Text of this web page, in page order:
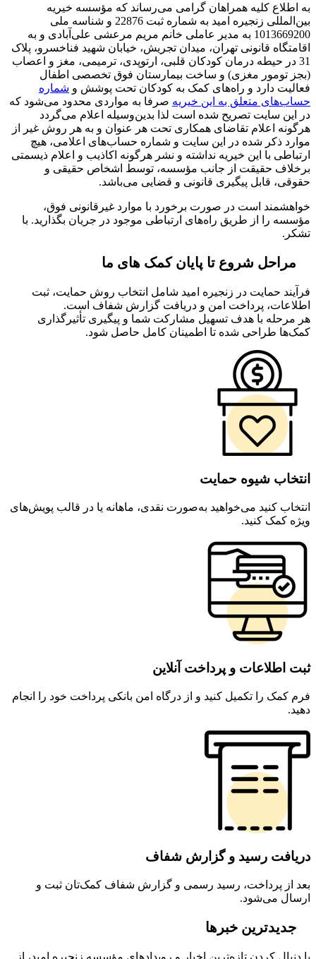
به اطلاع کلیه همراهان گرامی می‌رساند که مؤسسه خیریه
بین‌المللی زنجیره امید به شماره ثبت 22876 و شناسه ملی
1013669200 به مدیر عاملی خانم مریم مرعشی علی‌آبادی و به
اقامتگاه قانونی تهران، میدان تجریش، خیابان شهید فناخسرو، پلاک
31 در حیطه درمان کودکان قلبی، ارتوپدی، ترمیمی، مغز و اعصاب
(بجز تومور مغزی) و ساخت بیمارستان فوق تخصصی اطفال
فعالیت دارد و راه‌های کمک به کودکان تحت پوشش و شماره‌
حساب‌های متعلق به این خیریه صرفا به مواردی محدود می‌شود که
در این سایت تصریح شده است لذا بدین‌وسیله اعلام می‌گردد
هرگونه اعلام تقاضای همکاری تحت هر عنوان و به هر روش غیر از
موارد ذکر شده در این سایت و شماره حساب‌های اعلامی، هیچ
ارتباطی با این خیریه نداشته و نشر هرگونه اکاذیب و اعلام ذیسمتی
برخلاف حقیقت از جانب مؤسسه، توسط اشخاص حقیقی و
حقوقی، قابل پیگیری قانونی و قضایی می‌باشد.
خواهشمند است در صورت برخورد با موارد غیرقانونی فوق،
مؤسسه را از طریق راه‌های ارتباطی موجود در جریان بگذارید. با
تشکر.
مراحل شروع تا پایان کمک های ما
فرآیند حمایت در زنجیره امید شامل انتخاب روش حمایت، ثبت
اطلاعات، پرداخت امن و دریافت گزارش شفاف است.
هر مرحله با هدف تسهیل مشارکت شما و پیگیری تأثیرگذاری
کمک‌ها طراحی شده تا اطمینان کامل حاصل شود.
انتخاب شیوه حمایت
انتخاب کنید می‌خواهید به‌صورت نقدی، ماهانه یا در قالب پویش‌های
ویژه کمک کنید.
ثبت اطلاعات و پرداخت آنلاین
فرم کمک را تکمیل کنید و از درگاه امن بانکی پرداخت خود را انجام
دهید.
دریافت رسید و گزارش شفاف
بعد از پرداخت، رسید رسمی و گزارش شفاف کمک‌تان ثبت و
ارسال می‌شود.
جدیدترین خبرها
با دنبال کردن تازه‌ترین اخبار و رویدادهای مؤسسه زنجیره امید، از